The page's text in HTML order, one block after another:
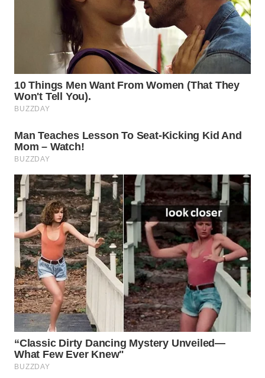
BINTAN
WN
WN
LIKUPANG
WN
LABUANBAJO
WN
BORNEO
Wahana
Media
Group
WAHANA
NEWS
WAHANA